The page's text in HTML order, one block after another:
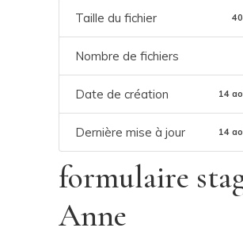
Taille du fichier
Nombre de fichiers
Date de création 14
Dernière mise à jour 14
formulaire
Anne